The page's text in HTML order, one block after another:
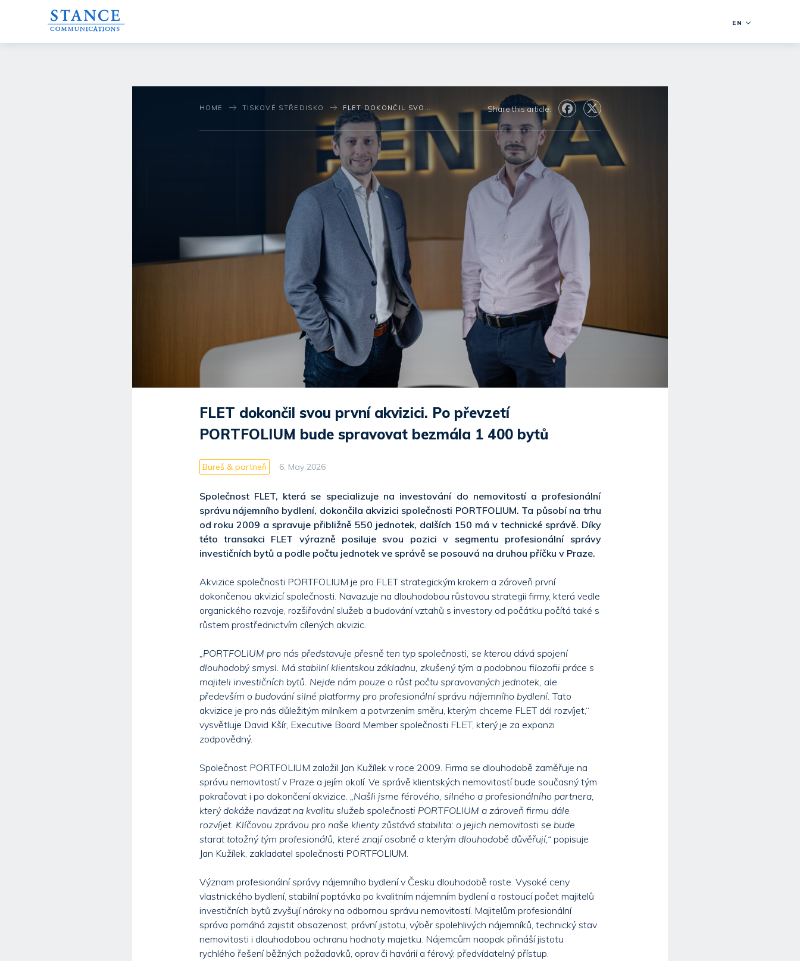
EN
HOME TISKOVÉ STŘEDISKO FLET DOKONČIL SVOU PRVNÍ AKVIZICI. PO PŘEVZETÍ PORTFOLIUM BUDE SPRAVOVAT BEZMÁLA 1 400 BYTŮ Share this article:
FLET dokončil svou první akvizici. Po převzetí
PORTFOLIUM bude spravovat bezmála 1 400 bytů
Bureš & partneři 6. May 2026
Společnost FLET, která se specializuje na investování do nemovitostí a profesionální
správu nájemního bydlení, dokončila akvizici společnosti PORTFOLIUM. Ta působí na trhu
od roku 2009 a spravuje přibližně 550 jednotek, dalších 150 má v technické správě. Díky
této transakci FLET výrazně posiluje svou pozici v segmentu profesionální správy
investičních bytů a podle počtu jednotek ve správě se posouvá na druhou příčku v Praze.
Akvizice společnosti PORTFOLIUM je pro FLET strategickým krokem a zároveň první
dokončenou akvizicí společnosti. Navazuje na dlouhodobou růstovou strategii firmy, která vedle
organického rozvoje, rozšiřování služeb a budování vztahů s investory od počátku počítá také s
růstem prostřednictvím cílených akvizic.
„PORTFOLIUM pro nás představuje přesně ten typ společnosti, se kterou dává spojení
dlouhodobý smysl. Má stabilní klientskou základnu, zkušený tým a podobnou filozofii práce s
majiteli investičních bytů. Nejde nám pouze o růst počtu spravovaných jednotek, ale
především o budování silné platformy pro profesionální správu nájemního bydlení. Tato
akvizice je pro nás důležitým milníkem a potvrzením směru, kterým chceme FLET dál rozvíjet,“
vysvětluje David Kšír, Executive Board Member společnosti FLET, který je za expanzi
zodpovědný.
Společnost PORTFOLIUM založil Jan Kužílek v roce 2009. Firma se dlouhodobě zaměřuje na
správu nemovitostí v Praze a jejím okolí. Ve správě klientských nemovitostí bude současný tým
pokračovat i po dokončení akvizice. „Našli jsme férového, silného a profesionálního partnera,
který dokáže navázat na kvalitu služeb společnosti PORTFOLIUM a zároveň firmu dále
rozvíjet. Klíčovou zprávou pro naše klienty zůstává stabilita: o jejich nemovitosti se bude
starat totožný tým profesionálů, které znají osobně a kterým dlouhodobě důvěřují,“popisuje
Jan Kužílek, zakladatel společnosti PORTFOLIUM.
Význam profesionální správy nájemního bydlení v Česku dlouhodobě roste. Vysoké ceny
vlastnického bydlení, stabilní poptávka po kvalitním nájemním bydlení a rostoucí počet majitelů
investičních bytů zvyšují nároky na odbornou správu nemovitostí. Majitelům profesionální
správa pomáhá zajistit obsazenost, právní jistotu, výběr spolehlivých nájemníků, technický stav
nemovitosti i dlouhodobou ochranu hodnoty majetku. Nájemcům naopak přináší jistotu
rychlého řešení běžných požadavků, oprav či havárií a férový, předvídatelný přístup.